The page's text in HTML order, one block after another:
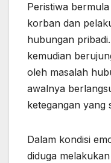
Peristiwa
korban dan
hubungan
kemudian
oleh masalah
awalnya
ketegangan yang
Dalam kondisi
diduga